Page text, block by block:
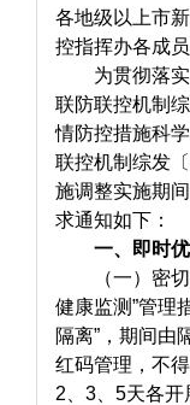
各地级以上市
控指挥办各成员
为贯彻落实
联防联控机制
情防控措施科
联控机制综发
施调整实施期
求通知如下：
一、即时
（一）密切
健康监测”管理
隔离”，期间由
红码管理，不
2、3、5天各